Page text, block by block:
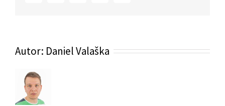
Autor: Daniel Valaška